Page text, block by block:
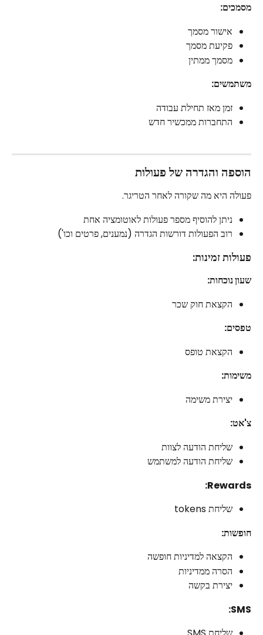
מסמכים:
אישור מסמך
פקיעת מסמך
מסמך ממתין
משתמשים:
זמן מאז תחילת עבודה
התחברות ממכשיר חדש
הוספה והגדרה של פעולות
פעולה היא מה שקורה לאחר הטריגר.
ניתן להוסיף מספר פעולות לאוטומציה אחת
רוב הפעולות דורשות הגדרה (נמענים, פרטים וכו')
פעולות זמינות:
שעון נוכחות:
הקצאת חוק שכר
טפסים:
הקצאת טופס
משימות:
יצירת משימה
צ'אט:
שליחת הודעה לצוות
שליחת הודעה למשתמש
Rewards:
שליחת tokens
חופשות:
הקצאה למדיניות חופשה
הסרה ממדיניות
יצירת בקשה
SMS: